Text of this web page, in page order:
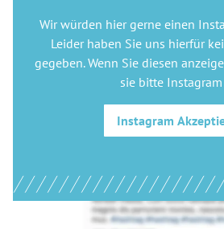
Wir würden hier gerne einen
Leider haben Sie uns hierfür
gegeben. Wenn Sie diesen
sie bitte Instagram
Instagram